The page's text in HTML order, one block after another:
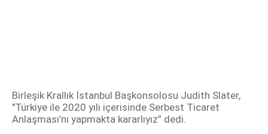
Birleşik Krallık İstanbul Başkonsolosu Judith Slater,
"Türkiye ile 2020 yılı içerisinde Serbest Ticaret
Anlaşması’nı yapmakta kararlıyız” dedi.